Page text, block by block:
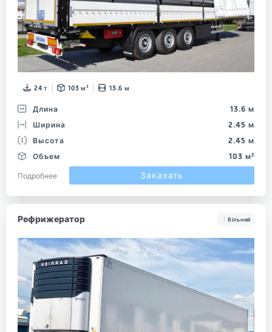
24 т 103 м³ 13.6 м
Длина
13.6 м
Ширина
2.45 м
Высота
2.45 м
Объем
103 м³
Подробнее
Заказать
Рефрижератор Вільний